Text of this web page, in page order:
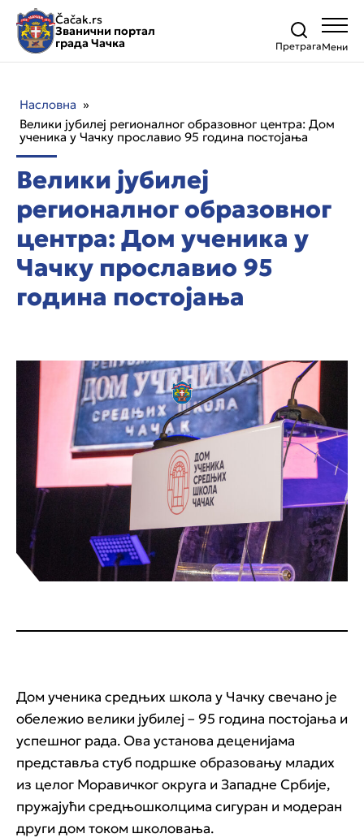
Čačak.rs
Званични портал
града Чачка
Претрага
Насловна »
Велики јубилеј регионалног образовног центра: Дом
ученика у Чачку прославио 95 година постојања
Велики јубилеј
регионалног образовног
центра: Дом ученика у
Чачку прославио 95
година постојања
Дом ученика средњих школа у Чачку свечано је
обележио велики јубилеј – 95 година постојања и
успешног рада. Ова установа деценијама
представља стуб подршке образовању младих
из целог Моравичког округа и Западне Србије,
пружајући средњошколцима сигуран и модеран
други дом током школовања.